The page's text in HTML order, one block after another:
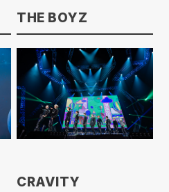
THE BOYZ
CRAVITY